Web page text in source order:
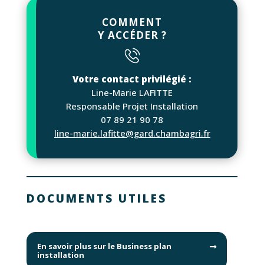
COMMENT
Y ACCÉDER ?
Votre contact privilégié :
Line-Marie LAFITTE
Responsable Projet Installation
07 89 21 90 78
line-marie.lafitte@gard.chambagri.fr
DOCUMENTS UTILES
En savoir plus sur le Business plan
installation